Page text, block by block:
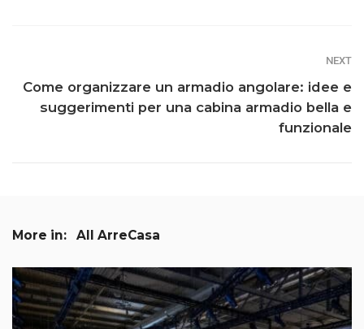
NEXT
Come organizzare un armadio angolare: idee e
suggerimenti per una cabina armadio bella e
funzionale
More in: All ArreCasa